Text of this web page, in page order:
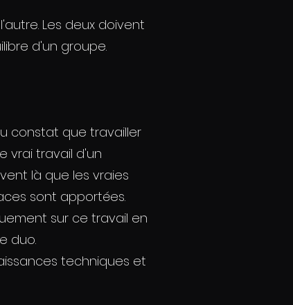
Les deux doivent
d'un groupe.
constat que travailler
vrai travail d'un
là que les vraies
sont apportées.
sur ce travail en
duo.
techniques et